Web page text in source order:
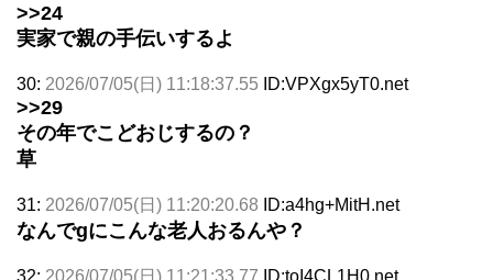
>>24
実家で親の手伝いするよ
30: 2026/07/05(日) 11:18:37.55 ID:VPXgx5yT0.net
>>29
その年でこどおじするの？
草
31: 2026/07/05(日) 11:20:20.68 ID:a4hg+MitH.net
なんでgにこんな老人おるんや？
32: 2026/07/05(日) 11:21:33.77 ID:toI4CL1H0.net